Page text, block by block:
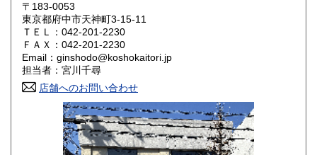
大阪府 1,800円
奈良県 1,800円
鳥取県
1,800円 広島県
1,800円 徳島県
〒183-0053
東京都府中市天神町3-15-11
ＴＥＬ：042-201-2230
ＦＡＸ：042-201-2230
Email：ginshodo@koshokaitori.jp
担当者：宮川千尋
店舗へのお問い合わせ